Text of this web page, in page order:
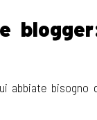
abbiate bisogno